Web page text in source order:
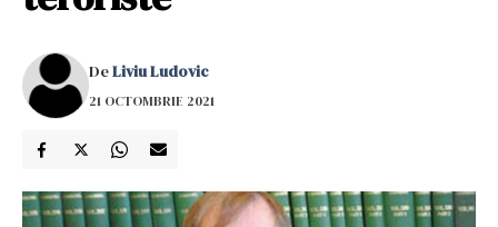
DeLiviu Ludovic
21 OCTOMBRIE 2021